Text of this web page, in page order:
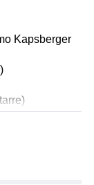
Kapsberger
Kapsberger